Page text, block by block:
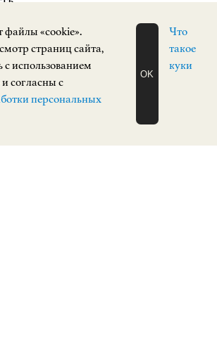
выставка будет работать в
XX ВЕКА (площадь
2/2) с 20 июля 2024 года
года .
ЗАПИСАТЬСЯ
НА ЭКСКУРСИЮ
файлы «cookie».
страниц сайта,
с использованием
согласны с
персональных
OK
Что
такое
куки